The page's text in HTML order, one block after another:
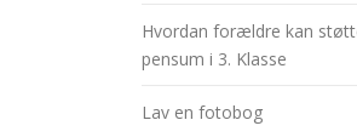
Hvordan forældre kan
pensum i 3. Klasse
Lav en fotobog